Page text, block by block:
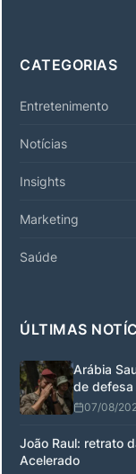
CATEGORIAS
Entretenimento
Notícias
Insights
Marketing
Saúde
ÚLTIMAS
Arábia
de defesa
07/08/
João Raul: retrato
Acelerado